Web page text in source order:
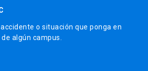
o situación que ponga en
algún campus.